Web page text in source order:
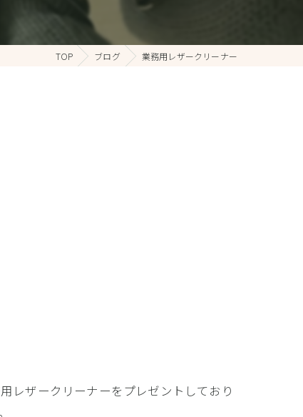
TOP ブログ 業務用レザークリーナー
レザークリーナーをプレゼントしており